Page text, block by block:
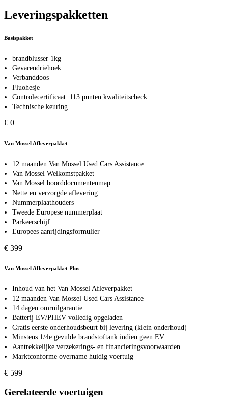
Leveringspakketten
Basispakket
brandblusser 1kg
Gevarendriehoek
Verbanddoos
Fluohesje
Controlecertificaat: 113 punten kwaliteitscheck
Technische keuring
€ 0
Van Mossel Afleverpakket
12 maanden Van Mossel Used Cars Assistance
Van Mossel Welkomstpakket
Van Mossel boorddocumentenmap
Nette en verzorgde aflevering
Nummerplaathouders
Tweede Europese nummerplaat
Parkeerschijf
Europees aanrijdingsformulier
€ 399
Van Mossel Afleverpakket Plus
Inhoud van het Van Mossel Afleverpakket
12 maanden Van Mossel Used Cars Assistance
14 dagen omruilgarantie
Batterij EV/PHEV volledig opgeladen
Gratis eerste onderhoudsbeurt bij levering (klein onderhoud)
Minstens 1/4e gevulde brandstoftank indien geen EV
Aantrekkelijke verzekerings- en financieringsvoorwaarden
Marktconforme overname huidig voertuig
€ 599
Gerelateerde voertuigen